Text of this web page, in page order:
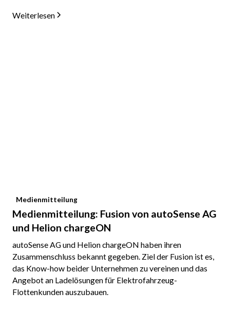
Weiterlesen
Medienmitteilung
Medienmitteilung: Fusion von autoSense AG
und Helion chargeON
autoSense AG und Helion chargeON haben ihren
Zusammenschluss bekannt gegeben. Ziel der Fusion ist es,
das Know-how beider Unternehmen zu vereinen und das
Angebot an Ladelösungen für Elektrofahrzeug-
Flottenkunden auszubauen.